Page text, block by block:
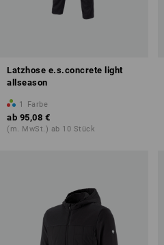
Latzhose e.s.concrete light
allseason
1 Farbe
ab 95,08 €
(m. MwSt.) ab 10 Stück